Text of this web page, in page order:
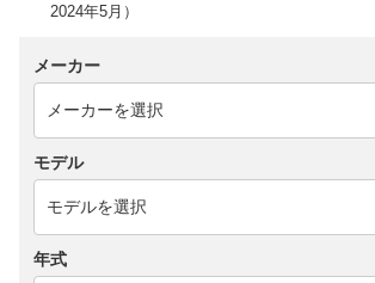
2024年5月）
メーカー
モデル
年式